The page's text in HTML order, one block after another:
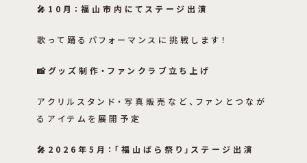
🎤10月：福山市内にてステージ出演
歌って踊るパフォーマンスに挑戦します！
📸グッズ制作・ファンクラブ立ち上げ
アクリルスタンド・写真販売など、ファンとつなが
るアイテムを展開予定
🎤2026年5月：「福山ばら祭り」ステージ出演